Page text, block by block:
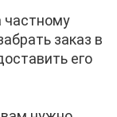
частному
заказ в
его